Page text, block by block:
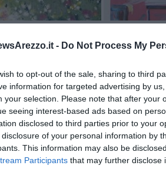
- Do Not Process My
to opt-out of the sale, sharing to third
information for targeted advertising by
your selection. Please note that after your
seeing interest-based ads based on
disclosed to third parties prior to your
of your personal information by
This information may also be
Participants that may further disclose
Riccardo Ferrucci